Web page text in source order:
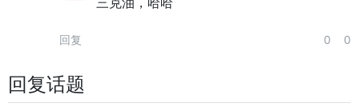
回复 0 0
回复话题